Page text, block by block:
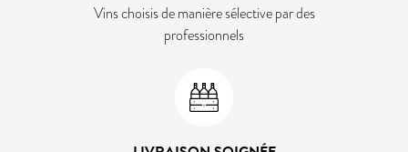
Vins choisis de manière sélective par des
professionnels